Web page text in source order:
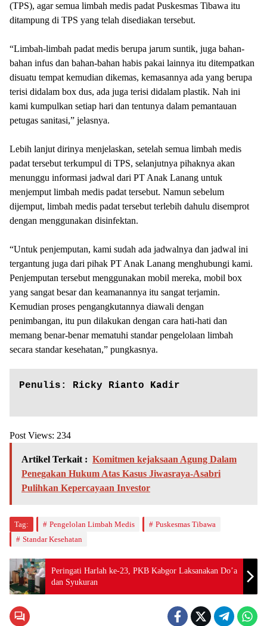
(TPS), agar semua limbah medis padat Puskesmas Tibawa itu
ditampung di TPS yang telah disediakan tersebut.
“Limbah-limbah padat medis berupa jarum suntik, juga bahan-
bahan infus dan bahan-bahan habis pakai lainnya itu ditempatkan
disuatu tempat kemudian dikemas, kemasannya ada yang berupa
terisi didalam box dus, ada juga terisi didalam plastik. Nah ini
kami kumpulkan setiap hari dan tentunya dalam pemantauan
petugas sanitasi,” jelasnya.
Lebih lanjut dirinya menjelaskan, setelah semua limbah medis
padat tersebut terkumpul di TPS, selanjutnya pihaknya akan
menunggu informasi jadwal dari PT Anak Lanang untuk
menjemput limbah medis padat tersebut. Namun sebelum
dijemput, limbah medis padat tersebut terlebih dahulu disemprot
dengan menggunakan disinfektan.
“Untuk penjemputan, kami sudah ada jadwalnya dan jadwal ini
tergantung juga dari pihak PT Anak Lanang menghubungi kami.
Penjemputan tersebut menggunakan mobil mereka, mobil box
yang sangat besar dan keamanannya itu sangat terjamin.
Kemudian proses pengangkutannya diawali dengan
penimbangan, itu pun dilakukan dengan cara hati-hati dan
memang benar-benar mematuhi standar pengelolaan limbah
secara standar kesehatan,” pungkasnya.
Penulis: Ricky Rianto Kadir
Post Views: 234
Artikel Terkait : Komitmen kejaksaan Agung Dalam
Penegakan Hukum Atas Kasus Jiwasraya-Asabri
Pulihkan Kepercayaan Investor
Tag: Pengelolan Limbah Medis
Puskesmas Tibawa
Standar Kesehatan
Peringati Harlah ke-23, PKB Kabgor Laksanakan Do’a
dan Syukuran